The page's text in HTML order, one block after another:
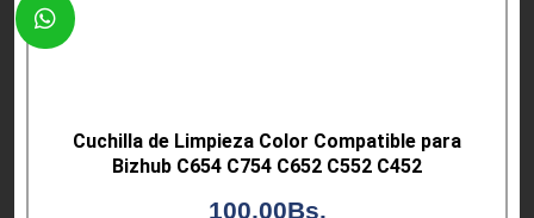
Cuchilla de Limpieza Color Compatible para
Bizhub C654 C754 C652 C552 C452
100,00Bs.